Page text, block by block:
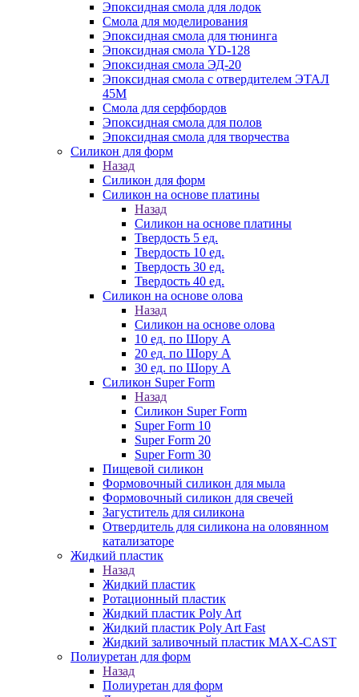
Эпоксидная смола для лодок
Смола для моделирования
Эпоксидная смола для тюнинга
Эпоксидная смола YD-128
Эпоксидная смола ЭД-20
Эпоксидная смола с отвердителем ЭТАЛ
45М
Смола для серфбордов
Эпоксидная смола для полов
Эпоксидная смола для творчества
Силикон для форм
Назад
Силикон для форм
Силикон на основе платины
Назад
Силикон на основе платины
Твердость 5 ед.
Твердость 10 ед.
Твердость 30 ед.
Твердость 40 ед.
Силикон на основе олова
Назад
Силикон на основе олова
10 ед. по Шору А
20 ед. по Шору А
30 ед. по Шору А
Силикон Super Form
Назад
Силикон Super Form
Super Form 10
Super Form 20
Super Form 30
Пищевой силикон
Формовочный силикон для мыла
Формовочный силикон для свечей
Загуститель для силикона
Отвердитель для силикона на оловянном
катализаторе
Жидкий пластик
Назад
Жидкий пластик
Ротационный пластик
Жидкий пластик Poly Art
Жидкий пластик Poly Art Fast
Жидкий заливочный пластик MAX-CAST
Полиуретан для форм
Назад
Полиуретан для форм